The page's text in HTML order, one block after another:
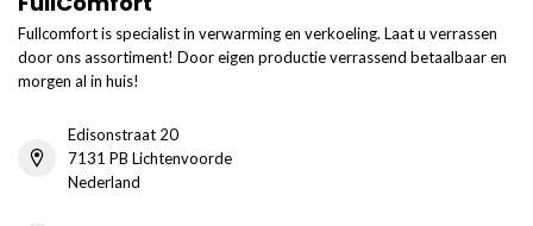
Fullcomfort is specialist in verwarming en verkoeling. Laat u verrassen
door ons assortiment! Door eigen productie verrassend betaalbaar en
morgen al in huis!
Edisonstraat 20
7131 PB Lichtenvoorde
Nederland